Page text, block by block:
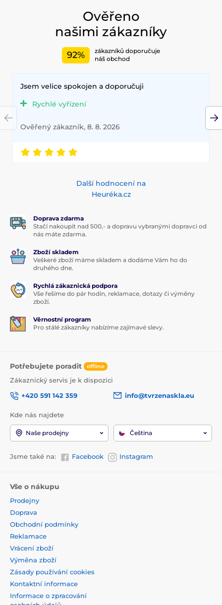
Ověřeno
našimi zákazníky
92%
zákazníků doporučuje
náš obchod
Jsem velice spokojen a doporučuji
Rychlé vyřízení
Ověřený zákazník, 8. 8. 2026
Další hodnocení na
Heuréka.cz
Doprava zdarma
Stačí nakoupit nad 500,- a dopravu vybranými dopravci od
nás máte zdarma.
Zboží skladem
Veškeré zboží máme skladem a dodáme Vám ho do
druhého dne.
Rychlá zákaznická podpora
Vše řešíme do pár hodin, reklamace, dotazy či výměny
zboží.
Věrnostní program
Pro stálé zákazníky nabízíme zajímavé slevy.
Potřebujete poradit offline
Zákaznický servis je k dispozici
+420 591 142 359
info@tvrzenaskla.eu
Kde nás najdete
Naše prodejny Čeština
Jsme také na: Facebook Instagram
Vše o nákupu
Prodejny
Doprava
Obchodní podmínky
Reklamace
Vrácení zboží
Výměna zboží
Zásady používání cookies
Kontaktní informace
Informace o zpracování